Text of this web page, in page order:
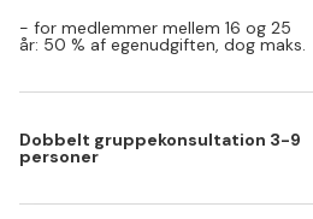
- for medlemmer mellem 16 og 25
år: 50 % af egenudgiften, dog maks.
Dobbelt gruppekonsultation 3-9
personer